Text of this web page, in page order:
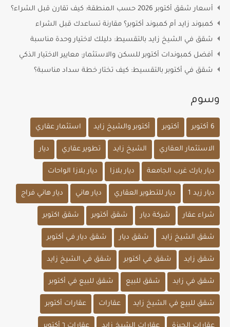
أسعار شقق أكتوبر 2026 حسب المنطقة: كيف تقارن قبل الشراء؟
كمبوند زايد أم كمبوند أكتوبر؟ مقارنة تساعدك قبل الشراء
شقق في الشيخ زايد بالتقسيط: دليلك لاختيار وحدة مناسبة
أفضل كمبوندات أكتوبر للسكن والاستثمار: معايير الاختيار الذكي
شقق في أكتوبر بالتقسيط: كيف تختار خطة سداد مناسبة؟
وسوم
6 أكتوبر أكتوبر أكتوبر والشيخ زايد استثمار عقاري
الاستثمار العقاري الشيخ زايد تطوير عقاري ديار
ديار بارك غرب الجامعة ديار بلازا ديار بلازا الواحات
ديار زيد 1 ديار للتطوير العقاري ديار هاني ديار هاني فراج
شراء عقار شركة ديار شقق أكتوبر شقق اكتوبر
شقق الشيخ زايد شقق ديار شقق ديار في أكتوبر
شقق زايد شقق في أكتوبر شقق في الشيخ زايد
شقق في زايد شقق للبيع شقق للبيع في أكتوبر
شقق للبيع في الشيخ زايد عقارات عقارات أكتوبر